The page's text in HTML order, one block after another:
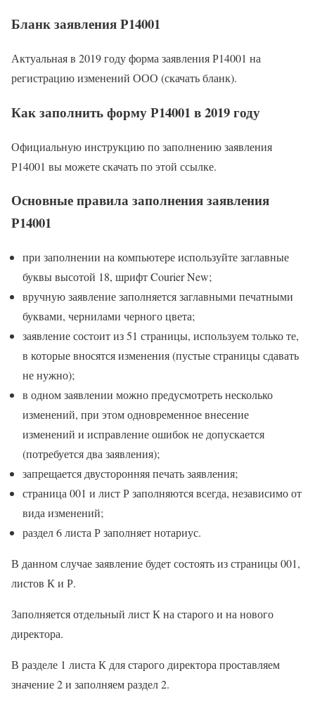
Бланк заявления Р14001
Актуальная в 2019 году форма заявления Р14001 на
регистрацию изменений ООО (скачать бланк).
Как заполнить форму Р14001 в 2019 году
Официальную инструкцию по заполнению заявления
Р14001 вы можете скачать по этой ссылке.
Основные правила заполнения заявления
Р14001
при заполнении на компьютере используйте заглавные
буквы высотой 18, шрифт Courier New;
вручную заявление заполняется заглавными печатными
буквами, чернилами черного цвета;
заявление состоит из 51 страницы, используем только те,
в которые вносятся изменения (пустые страницы сдавать
не нужно);
в одном заявлении можно предусмотреть несколько
изменений, при этом одновременное внесение
изменений и исправление ошибок не допускается
(потребуется два заявления);
запрещается двусторонняя печать заявления;
страница 001 и лист Р заполняются всегда, независимо от
вида изменений;
раздел 6 листа Р заполняет нотариус.
В данном случае заявление будет состоять из страницы 001,
листов К и Р.
Заполняется отдельный лист К на старого и на нового
директора.
В разделе 1 листа К для старого директора проставляем
значение 2 и заполняем раздел 2.